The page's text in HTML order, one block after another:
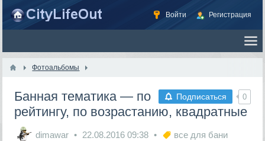
Войти Регистрация
Фотоальбомы
Подписаться 0
Банная тематика — по
рейтингу, по возрастанию, квадратные
dimawar 22.08.2016 09:38 все для бани